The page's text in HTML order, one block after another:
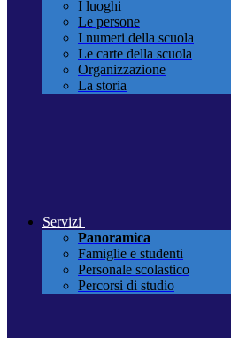
I luoghi
Le persone
I numeri della scuola
Le carte della scuola
Organizzazione
La storia
Servizi
Panoramica
Famiglie e studenti
Personale scolastico
Percorsi di studio